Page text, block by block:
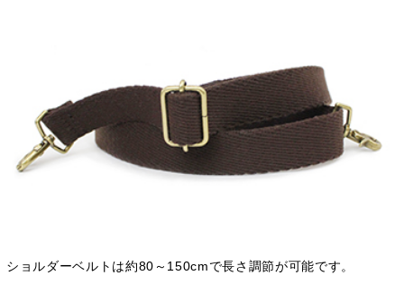
ショルダーベルトは約80～150cmで長さ調節が可能です。